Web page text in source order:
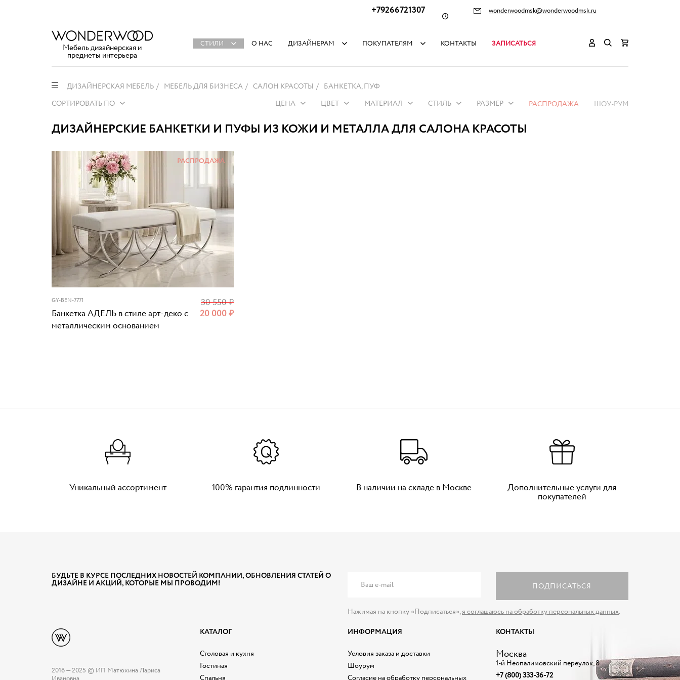
+79266721307 wonderwoodmsk@wonderwoodmsk.ru
Мебель дизайнерская и
предметы интерьера
СТИЛИ О НАС ДИЗАЙНЕРАМ ПОКУПАТЕЛЯМ КОНТАКТЫ ЗАПИСАТЬСЯ
ДИЗАЙНЕРСКАЯ МЕБЕЛЬ МЕБЕЛЬ ДЛЯ БИЗНЕСА САЛОН КРАСОТЫ
БАНКЕТКА, ПУФ
СОРТИРОВАТЬ ПО
ЦЕНА ЦВЕТ МАТЕРИАЛ СТИЛЬ РАЗМЕР РАСПРОДАЖА ШОУ-РУМ
ДИЗАЙНЕРСКИЕ БАНКЕТКИ И ПУФЫ ИЗ КОЖИ И МЕТАЛЛА ДЛЯ САЛОНА КРАСОТЫ
GY-BEN-7771
Банкетка АДЕЛЬ в стиле арт-деко с
металлическим основанием
20 000₽
30 550₽
РАСПРОДАЖА
Уникальный ассортимент 100% гарантия подлинности В наличии на складе в Москве Дополнительные услуги для
покупателей
БУДЬТЕ В КУРСЕ ПОСЛЕДНИХ НОВОСТЕЙ КОМПАНИИ, ОБНОВЛЕНИЯ СТАТЕЙ О
ДИЗАЙНЕ И АКЦИЙ, КОТОРЫЕ МЫ ПРОВОДИМ! ПОДПИСАТЬСЯ
Нажимая на кнопку «Подписаться»,я соглашаюсь на обработку персональных данных.
2016 — 2025 © ИП Матюхина Лариса
КАТАЛОГ
Столовая и кухня
Гостиная
Спальня
ИНФОРМАЦИЯ
Условия заказа и доставки
Шоурум
Согласие на обработку персональных
КОНТАКТЫ
Москва
1-й Неопалимовский переулок, 8
+7 (800) 333-36-72